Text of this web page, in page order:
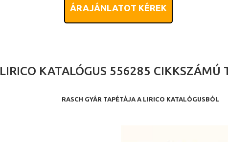
ÁRAJÁNLATOT KÉREK
LIRICO KATALÓGUS 556285 CIKKSZÁMÚ
RASCH GYÁR TAPÉTÁJA A LIRICO KATALÓGUSBÓL